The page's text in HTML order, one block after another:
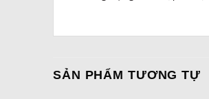
SẢN PHẨM TƯƠNG TỰ